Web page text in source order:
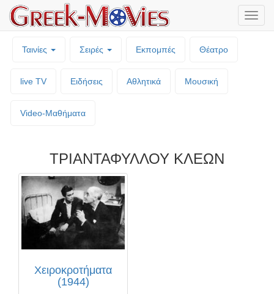
Ταινίες Σειρές Εκπομπές Θέατρο
live TV Ειδήσεις Αθλητικά Μουσική
Video-Mαθήματα
ΤΡΙΑΝΤΑΦΥΛΛΟΥ ΚΛΕΩΝ
Χειροκροτήματα
(1944)